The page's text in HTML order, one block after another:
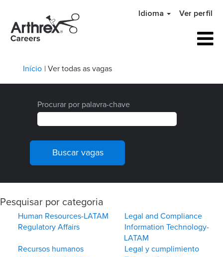
Idioma Ver perfil
Início |Ver todas as vagas(página
Procurar por palavra-chave
Pesquisar por categoria
Human Resources-LATAM
Legal and Compliance
Regulatory Affairs
Information Technology-
LATAM
Recursos humanos
Legal y cumplimiento